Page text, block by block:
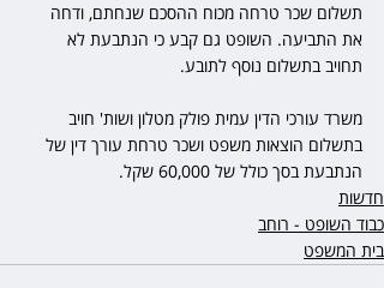
תשלום שכר טרחה מכוח ההסכם שנחתם, ודחה
את התביעה. השופט גם קבע כי הנתבעת לא
תחויב בתשלום נוסף לתובע.
משרד עורכי הדין עמית פולק מטלון ושות' חויב
בתשלום הוצאות משפט ושכר טרחת עורך דין של
הנתבעת בסך כולל של 60,000 שקל.
חדשות
כבוד השופט - רוחב
בית המשפט